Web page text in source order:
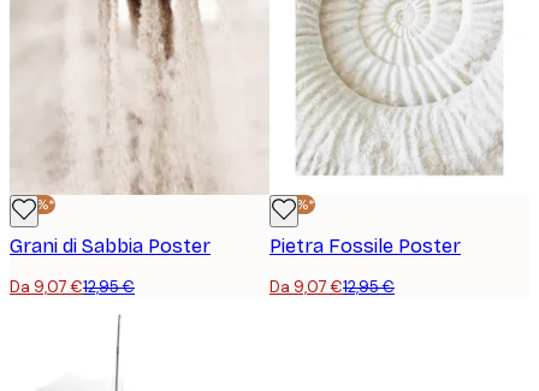
-30%*
Grani di Sabbia Poster
Da 9,07 €12,95 €
-30%*
Pietra Fossile Poster
Da 9,07 €12,95 €